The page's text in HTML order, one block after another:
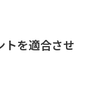
トを適合させ